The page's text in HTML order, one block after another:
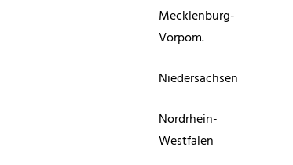
Mecklenburg-
Vorpom.
Niedersachsen
Nordrhein-
Westfalen